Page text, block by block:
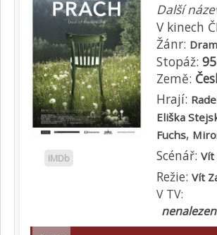
IMDb
Další
V kinech
Žánr:
Stopáž:
Země:
Hrají:
Eliška
Fuchs,
Scénář: Vít
Režie: Vít
V TV: